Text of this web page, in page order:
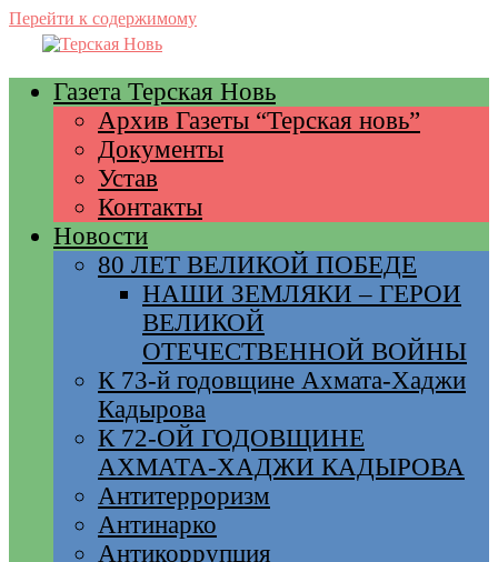
Перейти к содержимому
Газета Терская Новь
Архив Газеты “Терская новь”
Документы
Устав
Контакты
Новости
80 ЛЕТ ВЕЛИКОЙ ПОБЕДЕ
НАШИ ЗЕМЛЯКИ – ГЕРОИ
ВЕЛИКОЙ
ОТЕЧЕСТВЕННОЙ ВОЙНЫ
К 73-й годовщине Ахмата-Хаджи
Кадырова
К 72-ОЙ ГОДОВЩИНЕ
АХМАТА-ХАДЖИ КАДЫРОВА
Антитерроризм
Антинарко
Антикоррупция